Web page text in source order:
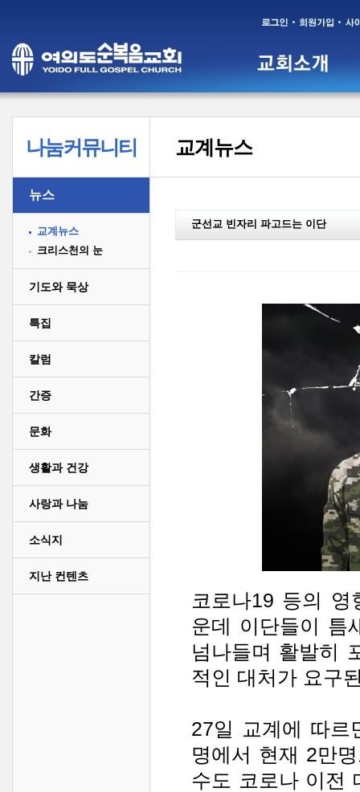
나눔커뮤니티
뉴스
교계뉴스
크리스천의 눈
기도와 묵상
특집
칼럼
간증
문화
생활과 건강
사랑과 나눔
소식지
지난 컨텐츠
교계뉴스
군선교 빈자리 파고드는 이단
코로나19 등의
운데 이단들이 틈
넘나들며 활발히
적인 대처가 요구
27일 교계에 따르
명에서 현재 2만
수도 코로나 이전